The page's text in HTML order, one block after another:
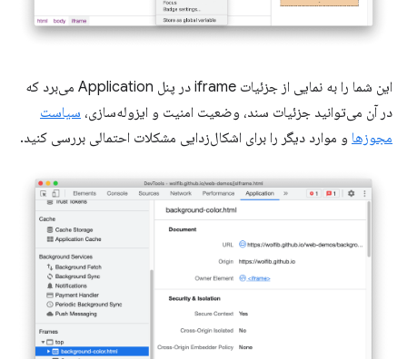
این شما را به نمایی از جزئیات iframe در پنل Application می‌برد که
در آن می‌توانید جزئیات سند، وضعیت امنیت و ایزوله‌سازی، سیاست
مجوزها و موارد دیگر را برای اشکال‌زدایی مشکلات احتمالی بررسی کنید.